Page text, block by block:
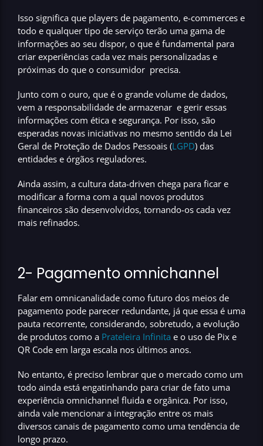
Isso significa que players de pagamento, e-commerces e
todo e qualquer tipo de serviço terão uma gama de
informações ao seu dispor, o que é fundamental para
criar experiências cada vez mais personalizadas e
próximas do que o consumidor precisa.
Junto com o ouro, que é o grande volume de dados,
vem a responsabilidade de armazenar e gerir essas
informações com ética e segurança. Por isso, são
esperadas novas iniciativas no mesmo sentido da Lei
Geral de Proteção de Dados Pessoais (LGPD) das
entidades e órgãos reguladores.
Ainda assim, a cultura data-driven chega para ficar e
modificar a forma com a qual novos produtos
financeiros são desenvolvidos, tornando-os cada vez
mais refinados.
2- Pagamento omnichannel
Falar em omnicanalidade como futuro dos meios de
pagamento pode parecer redundante, já que essa é uma
pauta recorrente, considerando, sobretudo, a evolução
de produtos como a Prateleira Infinita e o uso de Pix e
QR Code em larga escala nos últimos anos.
No entanto, é preciso lembrar que o mercado como um
todo ainda está engatinhando para criar de fato uma
experiência omnichannel fluida e orgânica. Por isso,
ainda vale mencionar a integração entre os mais
diversos canais de pagamento como uma tendência de
longo prazo.